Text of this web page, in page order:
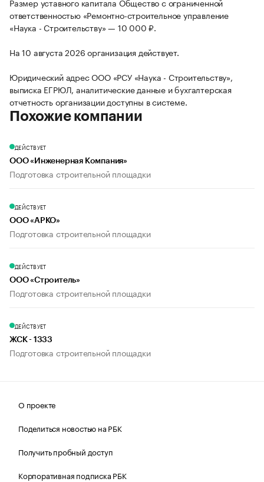
Размер уставного капитала Общество с ограниченной
ответственностью «Ремонтно-строительное управление
«Наука - Строительству» — 10 000 ₽.
На 10 августа 2026 организация действует.
Юридический адрес ООО «РСУ «Наука - Строительству»,
выписка ЕГРЮЛ, аналитические данные и бухгалтерская
отчетность организации доступны в системе.
Похожие компании
ДЕЙСТВУЕТ
ООО «Инженерная Компания»
Подготовка строительной площадки
ДЕЙСТВУЕТ
ООО «АРКО»
Подготовка строительной площадки
ДЕЙСТВУЕТ
ООО «Строитель»
Подготовка строительной площадки
ДЕЙСТВУЕТ
ЖСК - 1333
Подготовка строительной площадки
О проекте
Поделиться новостью на РБК
Получить пробный доступ
Корпоративная подписка РБК